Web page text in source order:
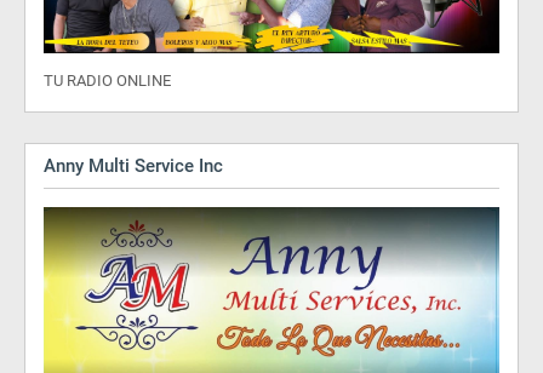
TU RADIO ONLINE
Anny Multi Service Inc